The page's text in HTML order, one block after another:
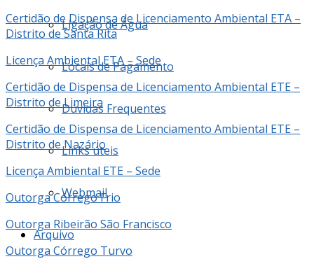
Ligação de Água
Locais de Pagamento
Dúvidas Frequentes
Links úteis
Webmail
Arquivo
Certidão de Dispensa de Licenciamento Ambiental ETA –
Distrito de Santa Rita
Licença Ambiental ETA – Sede
Certidão de Dispensa de Licenciamento Ambiental ETE –
Distrito de Limeira
Certidão de Dispensa de Licenciamento Ambiental ETE –
Distrito de Nazário
Licença Ambiental ETE – Sede
Outorga Córrego Frio
Outorga Ribeirão São Francisco
Outorga Córrego Turvo